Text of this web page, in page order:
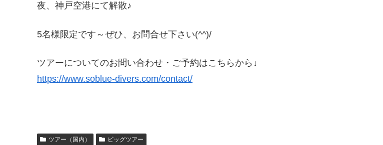
夜、神戸空港にて解散♪
5名様限定です～ぜひ、お問合せ下さい(^^)/
ツアーについてのお問い合わせ・ご予約はこちらから↓
https://www.soblue-divers.com/contact/
ツアー（国内） ビッグツアー